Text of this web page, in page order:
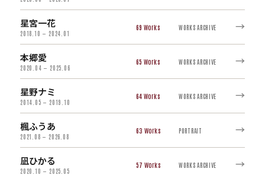
星宮一花
2018.10 — 2024.01
69 WORKS ARCHIVE →
本郷愛
2020.04 — 2025.06
65 WORKS ARCHIVE →
星野ナミ
2014.05 — 2019.10
64 WORKS ARCHIVE →
楓ふうあ
2021.08 — 2026.08
63 PORTRAIT →
凪ひかる
2020.10 — 2025.05
57 WORKS ARCHIVE →